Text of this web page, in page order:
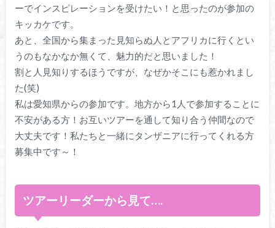
ーでインスピレーションを受けたい！と思ったのが参加の
キッカケです。
あと、 全国から集まった見知らぬ人とアフリカに行くとい
うのもなかなか無くて、魅力的だと思いました！
割と人見知りするほうですが、なぜかそこにも惹かれまし
た(笑)
私は愛知県からの参加です。 地方から1人で参加することに
不安がある方！ お互いツアーを通して知り合う仲間なので
大丈夫です！ 私たちと一緒にタンザニアに行ってくれる方
募集中です～！
ツアーリーダーから見て….